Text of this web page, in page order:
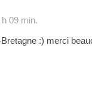
09 min.
:) merci